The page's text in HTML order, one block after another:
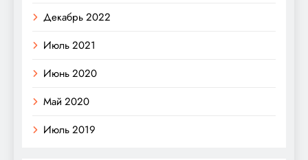
Декабрь 2022
Июль 2021
Июнь 2020
Май 2020
Июль 2019